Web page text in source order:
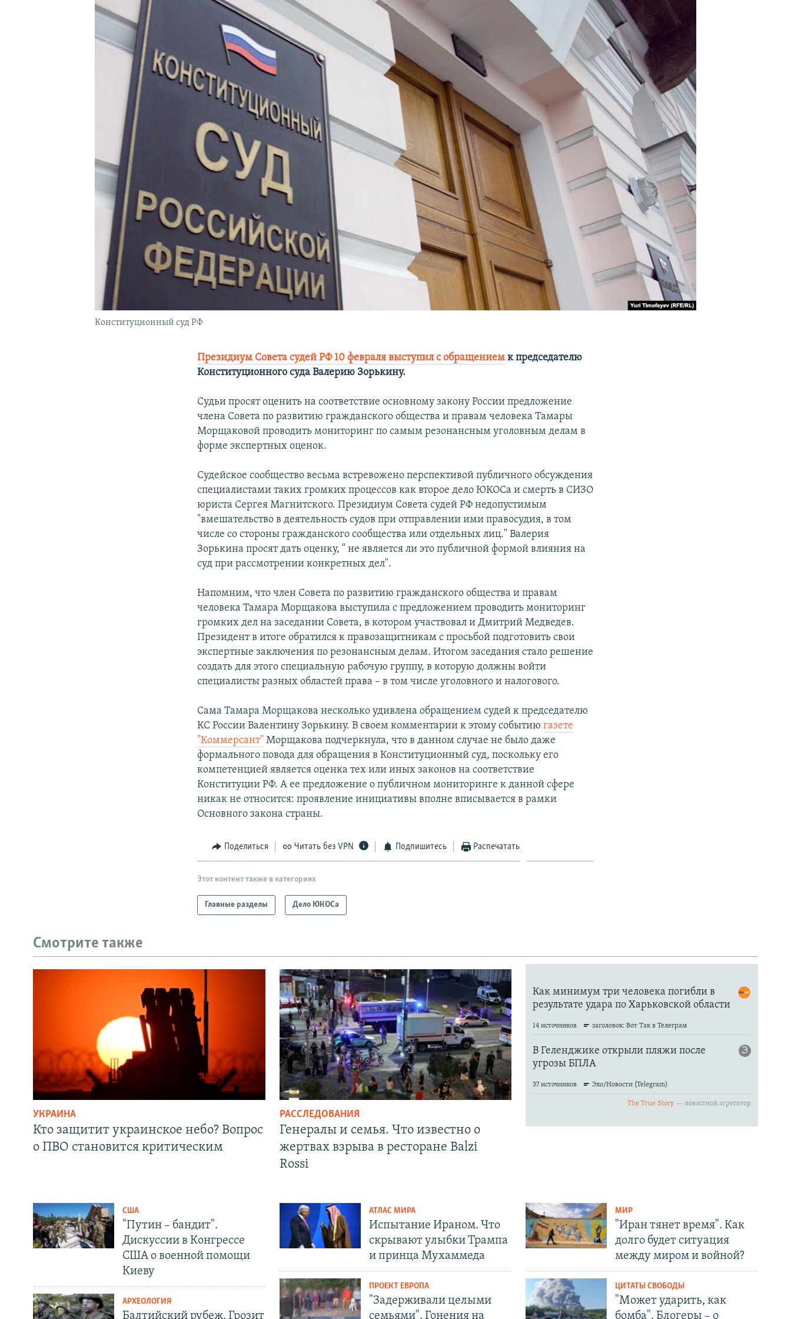
ПОДПИШИТЕСЬ НА РАССЫЛКУ
Конституционный суд РФ
Президиум Совета судей РФ 10 февраля выступил с обращением к председателю
Конституционного суда Валерию Зорькину.
Судьи просят оценить на соответствие основному закону России предложение
члена Совета по развитию гражданского общества и правам человека Тамары
Морщаковой проводить мониторинг по самым резонансным уголовным делам в
форме экспертных оценок.
Судейское сообщество весьма встревожено перспективой публичного обсуждения
специалистами таких громких процессов как второе дело ЮКОСа и смерть в СИЗО
юриста Сергея Магнитского. Президиум Совета судей РФ недопустимым
"вмешательство в деятельность судов при отправлении ими правосудия, в том
числе со стороны гражданского сообщества или отдельных лиц." Валерия
Зорькина просят дать оценку, " не является ли это публичной формой влияния на
суд при рассмотрении конкретных дел".
Напомним, что член Совета по развитию гражданского общества и правам
человека Тамара Морщакова выступила с предложением проводить мониторинг
громких дел на заседании Совета, в котором участвовал и Дмитрий Медведев.
Президент в итоге обратился к правозащитникам с просьбой подготовить свои
экспертные заключения по резонансным делам. Итогом заседания стало решение
создать для этого специальную рабочую группу, в которую должны войти
специалисты разных областей права – в том числе уголовного и налогового.
Сама Тамара Морщакова несколько удивлена обращением судей к председателю
КС России Валентину Зорькину. В своем комментарии к этому событиюгазете
"Коммерсант" Морщакова подчеркнула, что в данном случае не было даже
формального повода для обращения в Конституционный суд, поскольку его
компетенцией является оценка тех или иных законов на соответствие
Конституции РФ. А ее предложение о публичном мониторинге к данной сфере
никак не относится: проявление инициативы вполне вписывается в рамки
Основного закона страны.
Поделиться Читать без VPN Подпишитесь Распечатать
Этот контент также в категориях
Главные разделы Дело ЮКОСа
Смотрите также
УКРАИНА
Кто защитит украинское небо? Вопрос
о ПВО становится критическим
РАССЛЕДОВАНИЯ
Генералы и семья. Что известно о
жертвах взрыва в ресторане Balzi
Rossi
США
"Путин – бандит".
Дискуссии в Конгрессе
США о военной помощи
Киеву
АРХЕОЛОГИЯ
Балтийский рубеж. Грозит
АТЛАС МИРА
Испытание Ираном. Что
скрывают улыбки Трампа
и принца Мухаммеда
ПРОЕКТ ЕВРОПА
"Задерживали целыми
семьями". Гонения на
МИР
"Иран тянет время". Как
долго будет ситуация
между миром и войной?
ЦИТАТЫ СВОБОДЫ
"Может ударить, как
бомба". Блогеры – о